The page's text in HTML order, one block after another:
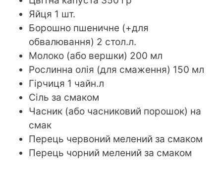
Яйця 1 шт.
Борошно пшеничне (+для
обвалювання) 2 стол.л.
Молоко (або вершки) 200 мл
Рослинна олія (для смаження) 150 мл
Гірчиця 1 чайн.л
Сіль за смаком
Часник (або часниковий порошок) на
смак
Перець червоний мелений за смаком
Перець чорний мелений за смаком